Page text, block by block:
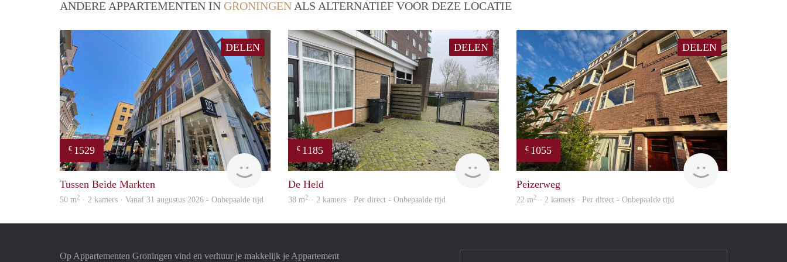
ANDERE APPARTEMENTEN IN GRONINGEN ALS ALTERNATIEF VOOR DEZE LOCATIE
DELEN
€ 1529
GrunoVerhuur
Tussen Beide Markten
50 m2 · 2 kamers · Vanaf 31 augustus 2026 - Onbepaalde tijd
DELEN
€ 1185
GrunoVerhuur
De Held
38 m2 · 2 kamers · Per direct - Onbepaalde tijd
DELEN
€ 1055
GrunoVerhuur
Peizerweg
22 m2 · 2 kamers · Per direct - Onbepaalde tijd
Op Appartementen Groningen vind en verhuur je makkelijk je Appartement